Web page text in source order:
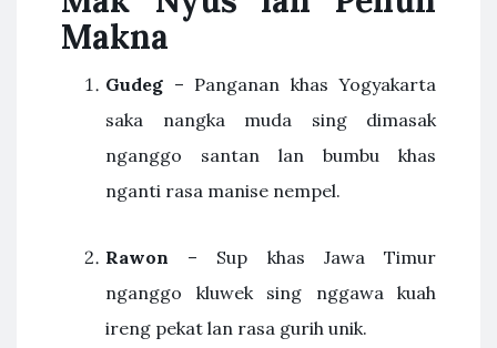
Makna
Gudeg – Panganan khas Yogyakarta
saka nangka muda sing dimasak
nganggo santan lan bumbu khas
nganti rasa manise nempel.
Rawon – Sup khas Jawa Timur
nganggo kluwek sing nggawa kuah
ireng pekat lan rasa gurih unik.